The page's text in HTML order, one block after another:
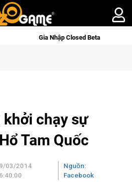
Gia Nhập Closed Beta Norse Saga: Cửu
chạy sự
Tam Quốc
03/2014
Nguồn:
Facebook